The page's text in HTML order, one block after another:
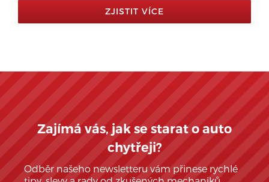
ZJISTIT VÍCE
Zajímá vás, jak se starat o auto
chytřeji?
Odběr našeho newsletteru vám přinese rychlé